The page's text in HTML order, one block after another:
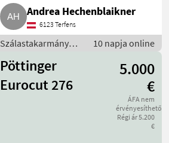
Andrea Hechenblaikner
6123 Terfens
Szálastakarmány
Rendfelszedő
pótkocsi
10 napja online
Pöttinger
Eurocut 276
5.000
€
ÁFA nem
érvényesíthető
Régi ár 5.200
€